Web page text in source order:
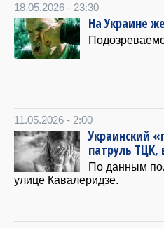
18.05.2026 - 23:30
На Украине
11.05.2026 - 2:00
Украинский
патруль
По данным
улице Кавалеридзе.